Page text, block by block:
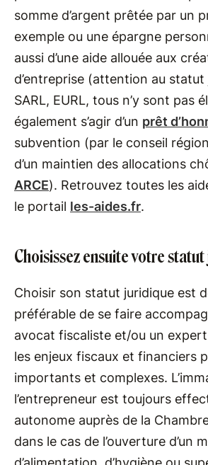
somme d’argent prêtée par un
exemple ou une épargne
aussi d’une aide allouée aux
d’entreprise (attention au statut
SARL, EURL, tous n’y sont pas
également s’agir d’un prêt
subvention (par le conseil
d’un maintien des allocations
ARCE). Retrouvez toutes les
le portail les-aides.fr.
Choisissez ensuite votre
Choisir son statut juridique est
préférable de se faire
avocat fiscaliste et/ou un
les enjeux fiscaux et financiers
importants et complexes.
l’entrepreneur est toujours
autonome auprès de la
dans le cas de l’ouverture d’un